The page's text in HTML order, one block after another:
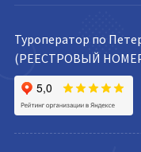
Туроператор по
(РЕЕСТРОВЫЙ